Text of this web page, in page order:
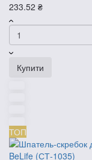
233.52 ₴
Купити
ТОП